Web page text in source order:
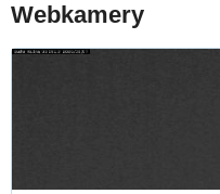
Webkamery